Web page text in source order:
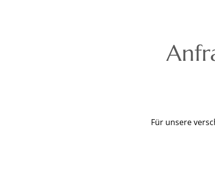
Für unsere